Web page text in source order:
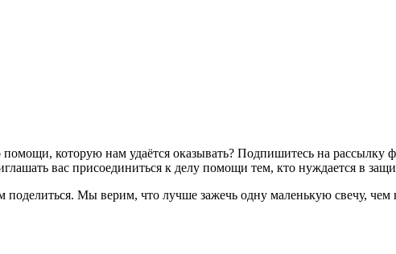
помощи, которую нам удаётся оказывать? Подпишитесь на
вас присоединиться к делу помощи тем, кто нуждается в
поделиться. Мы верим, что лучше зажечь одну маленькую свечу,